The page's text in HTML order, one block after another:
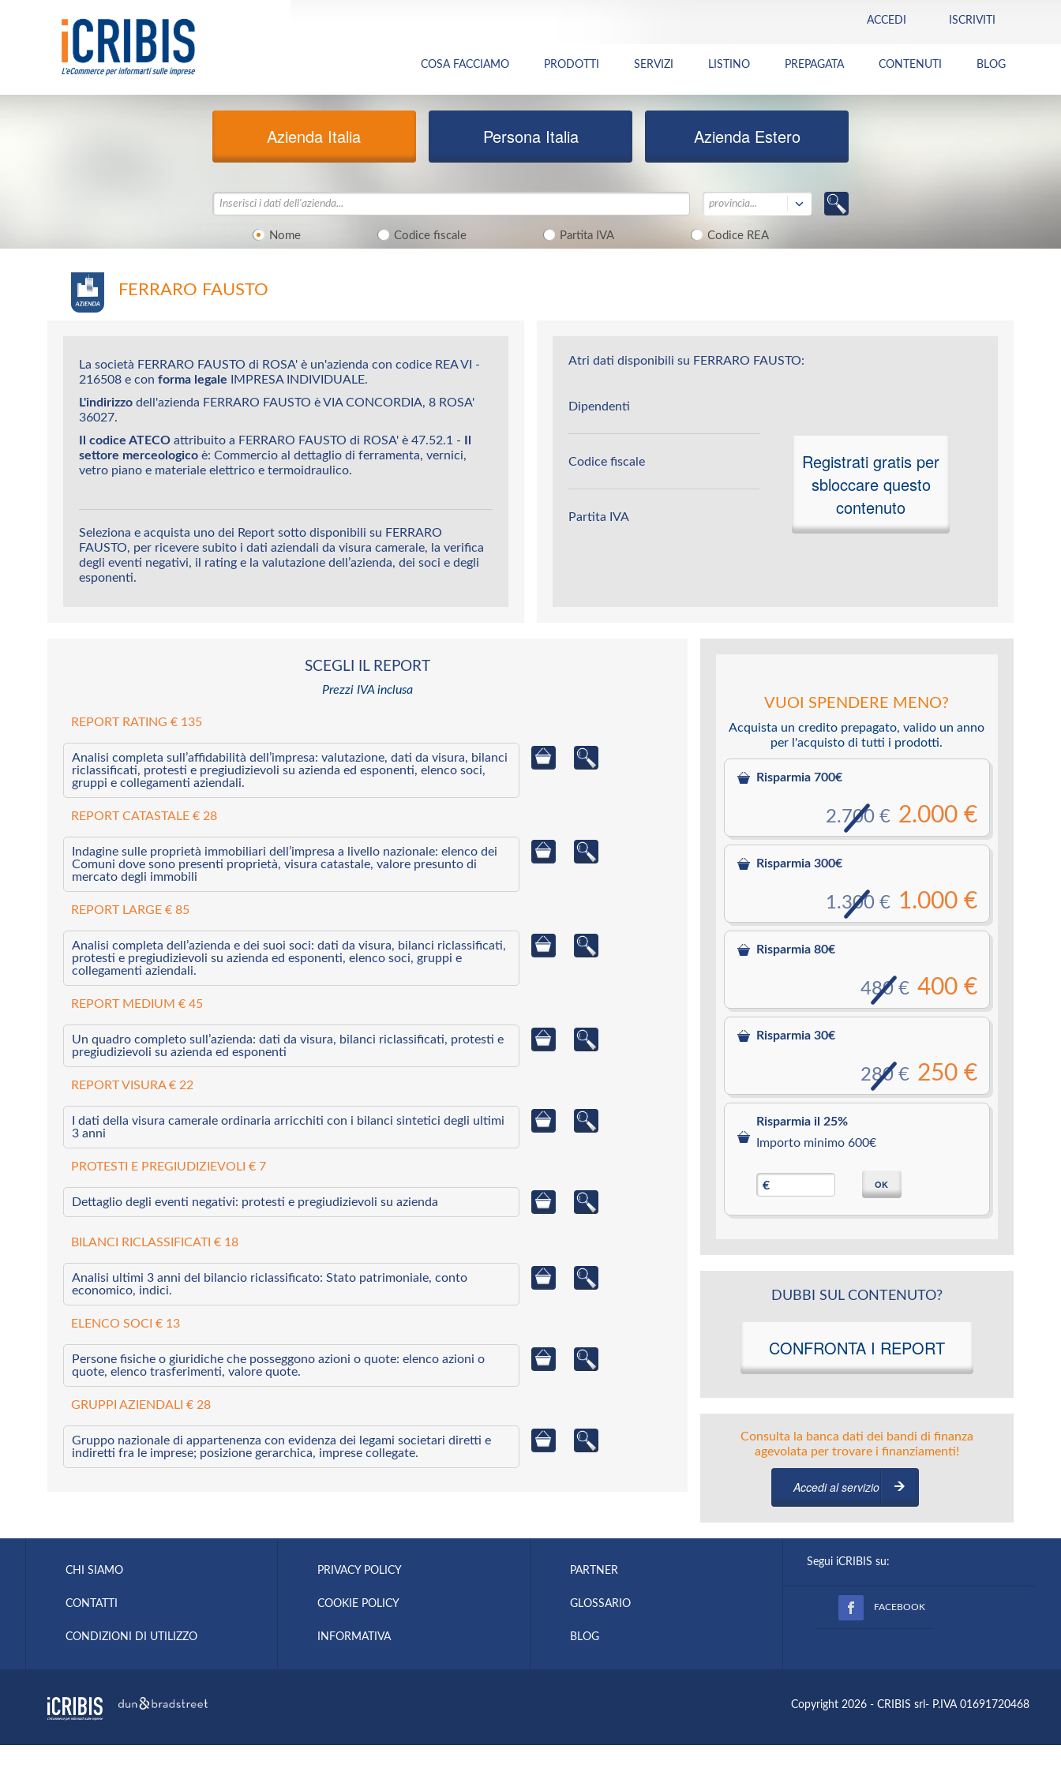
ACCEDI ISCRIVITI
COSA FACCIAMO PRODOTTI SERVIZI LISTINO PREPAGATA CONTENUTI BLOG
Azienda Italia Persona Italia Azienda Estero
Nome Codice fiscale Partita IVA Codice REA
provincia...
FERRARO FAUSTO
La società FERRARO FAUSTO di ROSA' è un'azienda con codice REA VI -
216508 e con forma legale IMPRESA INDIVIDUALE.
L'indirizzo dell'azienda FERRARO FAUSTO è VIA CONCORDIA, 8 ROSA'
36027.
Il codice ATECO attribuito a FERRARO FAUSTO di ROSA' è 47.52.1 -
settore merceologico è: Commercio al dettaglio di ferramenta, vernici,
vetro piano e materiale elettrico e termoidraulico.
Seleziona e acquista uno dei Report sotto disponibili su FERRARO
FAUSTO, per ricevere subito i dati aziendali da visura camerale, la verifica
degli eventi negativi, il rating e la valutazione dell’azienda, dei soci e degli
esponenti.
Atri dati disponibili su FERRARO FAUSTO:
Dipendenti
Codice fiscale
Partita IVA
Registrati gratis per
sbloccare questo
contenuto
SCEGLI IL REPORT
Prezzi IVA inclusa
REPORT RATING € 135
Analisi completa sull’affidabilità dell’impresa: valutazione, dati da visura, bilanci
riclassificati, protesti e pregiudizievoli su azienda ed esponenti, elenco soci,
gruppi e collegamenti aziendali.
REPORT CATASTALE € 28
Indagine sulle proprietà immobiliari dell’impresa a livello nazionale: elenco dei
Comuni dove sono presenti proprietà, visura catastale, valore presunto di
mercato degli immobili
REPORT LARGE € 85
Analisi completa dell’azienda e dei suoi soci: dati da visura, bilanci riclassificati,
protesti e pregiudizievoli su azienda ed esponenti, elenco soci, gruppi e
collegamenti aziendali.
REPORT MEDIUM € 45
Un quadro completo sull’azienda: dati da visura, bilanci riclassificati, protesti e
pregiudizievoli su azienda ed esponenti
REPORT VISURA € 22
I dati della visura camerale ordinaria arricchiti con i bilanci sintetici degli ultimi
3 anni
PROTESTI E PREGIUDIZIEVOLI € 7
Dettaglio degli eventi negativi: protesti e pregiudizievoli su azienda
BILANCI RICLASSIFICATI € 18
Analisi ultimi 3 anni del bilancio riclassificato: Stato patrimoniale, conto
economico, indici.
ELENCO SOCI € 13
Persone fisiche o giuridiche che posseggono azioni o quote: elenco azioni o
quote, elenco trasferimenti, valore quote.
GRUPPI AZIENDALI € 28
Gruppo nazionale di appartenenza con evidenza dei legami societari diretti e
indiretti fra le imprese; posizione gerarchica, imprese collegate.
VUOI SPENDERE MENO?
Acquista un credito prepagato, valido un anno
per l'acquisto di tutti i prodotti.
Risparmia 700€
2.000 €
2.700 €
Risparmia 300€
1.000 €
1.300 €
Risparmia 80€
400 €
480 €
Risparmia 30€
250 €
280 €
Risparmia il 25%
Importo minimo 600€
€ OK
DUBBI SUL CONTENUTO?
CONFRONTA I REPORT
Consulta la banca dati dei bandi di finanza
agevolata per trovare i finanziamenti!
Accedi al servizio
CHI SIAMO
CONTATTI
CONDIZIONI DI UTILIZZO
PRIVACY POLICY
COOKIE POLICY
INFORMATIVA
PARTNER
GLOSSARIO
BLOG
Segui iCRIBIS su:
FACEBOOK
Copyright 2026 - CRIBIS srl- P.IVA 01691720468